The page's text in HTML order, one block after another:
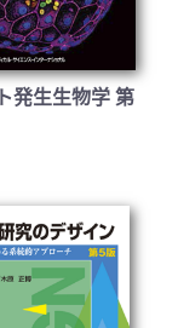
発生生物学 第